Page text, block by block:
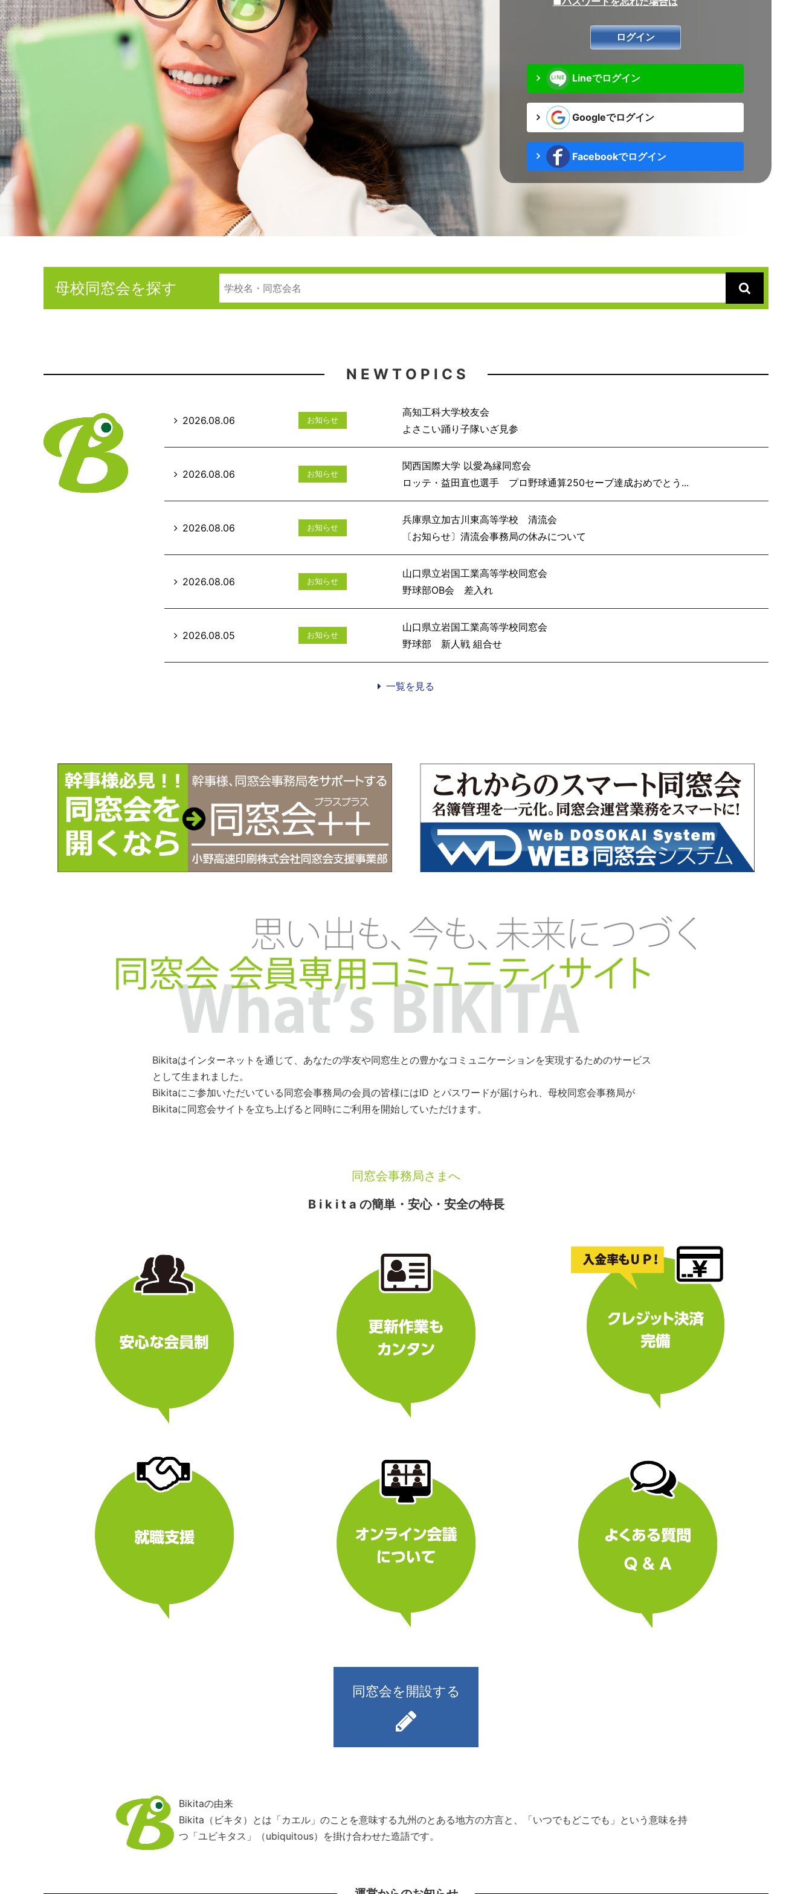
Lineでログイン
Googleでログイン
Facebookでログイン
母校同窓会を探す
N E W T O P I C S
2026.08.06 お知らせ
高知工科大学校友会
よさこい踊り子隊いざ見参
2026.08.06 お知らせ
関西国際大学 以愛為縁同窓会
ロッテ・益田直也選手 プロ野球通算250セーブ達成おめでとう...
2026.08.06 お知らせ
兵庫県立加古川東高等学校 清流会
〔お知らせ〕清流会事務局の休みについて
2026.08.06 お知らせ
山口県立岩国工業高等学校同窓会
野球部OB会 差入れ
2026.08.05 お知らせ
山口県立岩国工業高等学校同窓会
野球部 新人戦 組合せ
一覧を見る
Bikitaはインターネットを通じて、あなたの学友や同窓生との豊かなコミュニケーションを実現するためのサービス
として生まれました。
Bikitaにご参加いただいている同窓会事務局の会員の皆様にはID とパスワードが届けられ、母校同窓会事務局が
Bikitaに同窓会サイトを立ち上げると同時にご利用を開始していただけます。
同窓会事務局さまへ
B i k i t a の簡単・安心・安全の特長
同窓会を開設する
Bikitaの由来
Bikita（ビキタ）とは「カエル」のことを意味する九州のとある地方の方言と、「いつでもどこでも」という意味を持
つ「ユビキタス」（ubiquitous）を掛け合わせた造語です。